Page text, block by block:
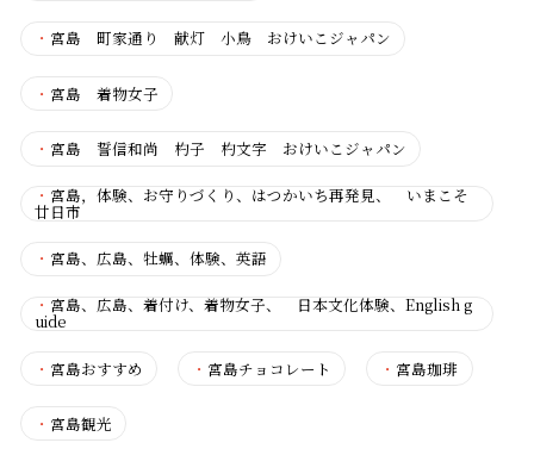
・ 宮島 町家通り 献灯 小鳥 おけいこジャパン
・ 宮島 着物女子
・ 宮島 誓信和尚 杓子 杓文字 おけいこジャパン
・ 宮島，体験、お守りづくり、はつかいち再発見、 いまこそ
廿日市
・ 宮島、広島、牡蠣、体験、英語
・ 宮島、広島、着付け、着物女子、 日本文化体験、English g
uide
・ 宮島おすすめ ・ 宮島チョコレート ・ 宮島珈琲
・ 宮島観光